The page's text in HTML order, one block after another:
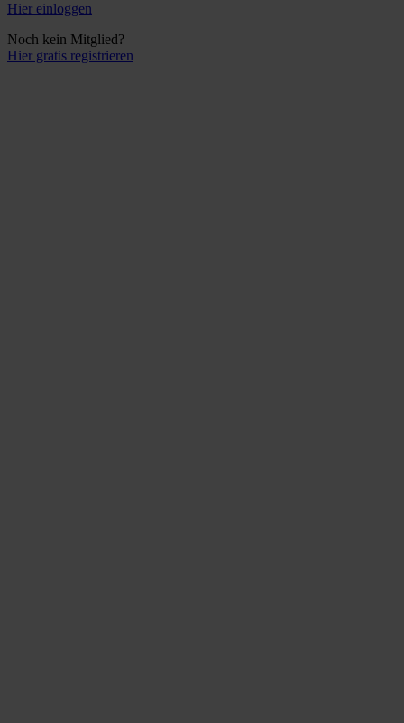
Hier einloggen
Noch kein Mitglied?
Hier gratis registrieren